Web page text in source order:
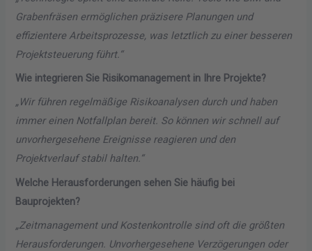
Grabenfräsen ermöglichen präzisere Planungen und
effizientere Arbeitsprozesse, was letztlich zu einer besseren
Projektsteuerung führt.“
Wie integrieren Sie Risikomanagement in Ihre Projekte?
„Wir führen regelmäßige Risikoanalysen durch und haben
immer einen Notfallplan bereit. So können wir schnell auf
unvorhergesehene Ereignisse reagieren und den
Projektverlauf stabil halten.“
Welche Herausforderungen sehen Sie häufig bei
Bauprojekten?
„Zeitmanagement und Kostenkontrolle sind oft die größten
Herausforderungen. Unvorhergesehene Verzögerungen oder